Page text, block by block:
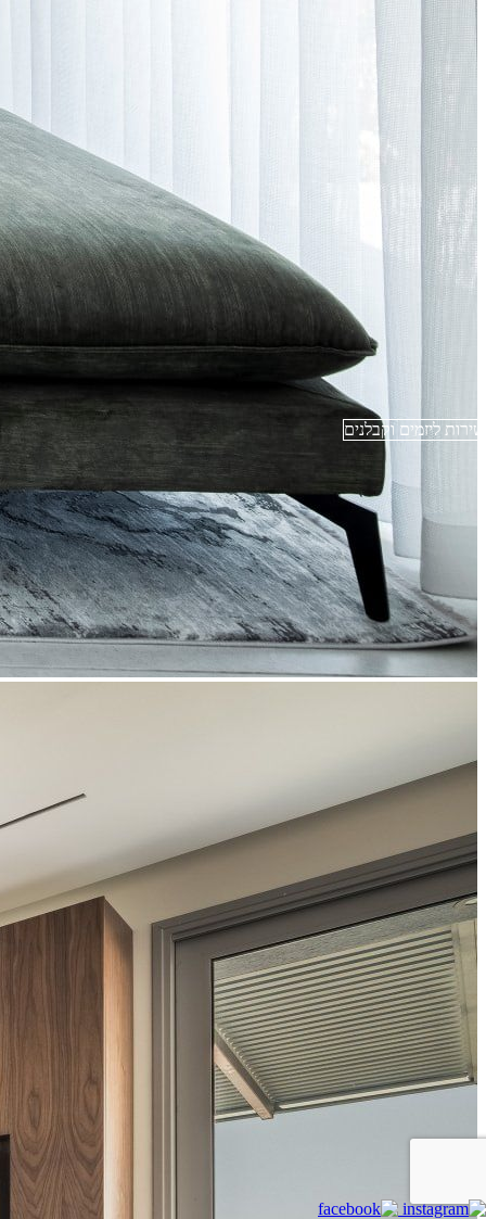
שירות ליזמים וקבלנים